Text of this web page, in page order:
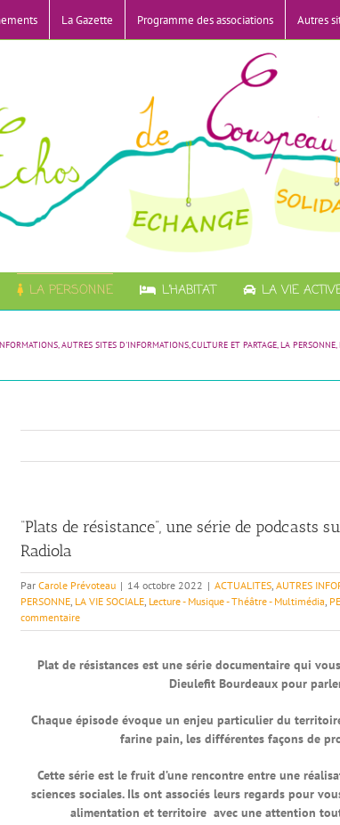
La Gazette Programme des associations Autres
LA PERSONNE L’HABITAT LA VIE
AUTRES SITES D'INFORMATIONS CULTURE ET PARTAGE LA PERSONNE
“Plats de résistance”, une série de
Radiola
ParCarole Prévoteau | 14 octobre 2022 | ACTUALITES ,AUTRES
PERSONNE LA VIE SOCIALE Lecture - Musique - Théâtre - Multimédia
commentaire
Plat de résistances est une série documentaire qui
Dieulefit Bourdeaux pour
Chaque épisode évoque un enjeu particulier du
farine pain, les différentes façons de
Cette série est le fruit d’une rencontre entre une
sciences sociales. Ils ont associés leurs regards pour
alimentation et territoire avec une attention